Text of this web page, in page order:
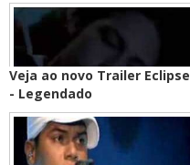
Veja ao novo Trailer Eclipse
- Legendado